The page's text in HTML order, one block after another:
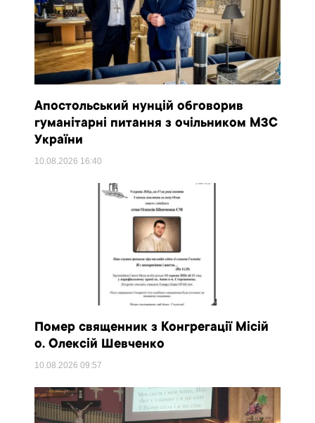
Апостольський нунцій обговорив
гуманітарні питання з очільником МЗС
України
10.08.2026 16:40
Помер священник з Конгрегації Місій
о. Олексій Шевченко
10.08.202609:57